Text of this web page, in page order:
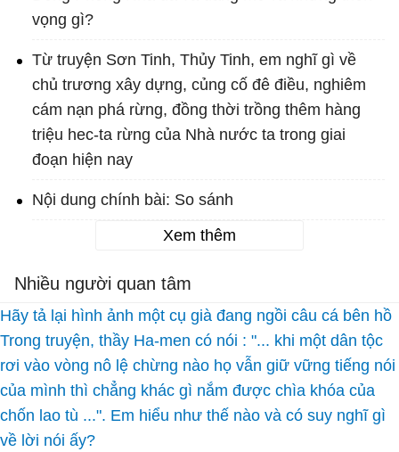
vọng gì?
Từ truyện Sơn Tinh, Thủy Tinh, em nghĩ gì về
chủ trương xây dựng, củng cố đê điều, nghiêm
cám nạn phá rừng, đồng thời trồng thêm hàng
triệu hec-ta rừng của Nhà nước ta trong giai
đoạn hiện nay
Nội dung chính bài: So sánh
Xem thêm
Nhiều người quan tâm
Hãy tả lại hình ảnh một cụ già đang ngồi câu cá bên hồ
Trong truyện, thầy Ha-men có nói : "... khi một dân tộc
rơi vào vòng nô lệ chừng nào họ vẫn giữ vững tiếng nói
của mình thì chẳng khác gì nắm được chìa khóa của
chốn lao tù ...". Em hiểu như thế nào và có suy nghĩ gì
về lời nói ấy?